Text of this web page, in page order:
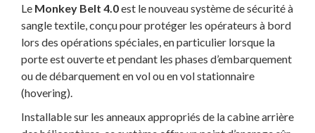
Le Monkey Belt 4.0est le nouveau système de sécurité à
sangle textile, conçu pour protéger les opérateurs à bord
lors des opérations spéciales, en particulier lorsque la
porte est ouverte et pendant les phases d’embarquement
ou de débarquement en vol ou en vol stationnaire
(hovering).
Installable sur les anneaux appropriés de la cabine arrière